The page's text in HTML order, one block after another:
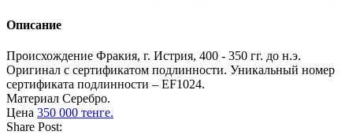
Описание
Происхождение Фракия, г. Истрия, 400 - 350 гг. до н.э.
Оригинал с сертификатом подлинности. Уникальный номер
сертификата подлинности – EF1024.
Материал Серебро.
Цена 350 000 тенге.
Share Post: